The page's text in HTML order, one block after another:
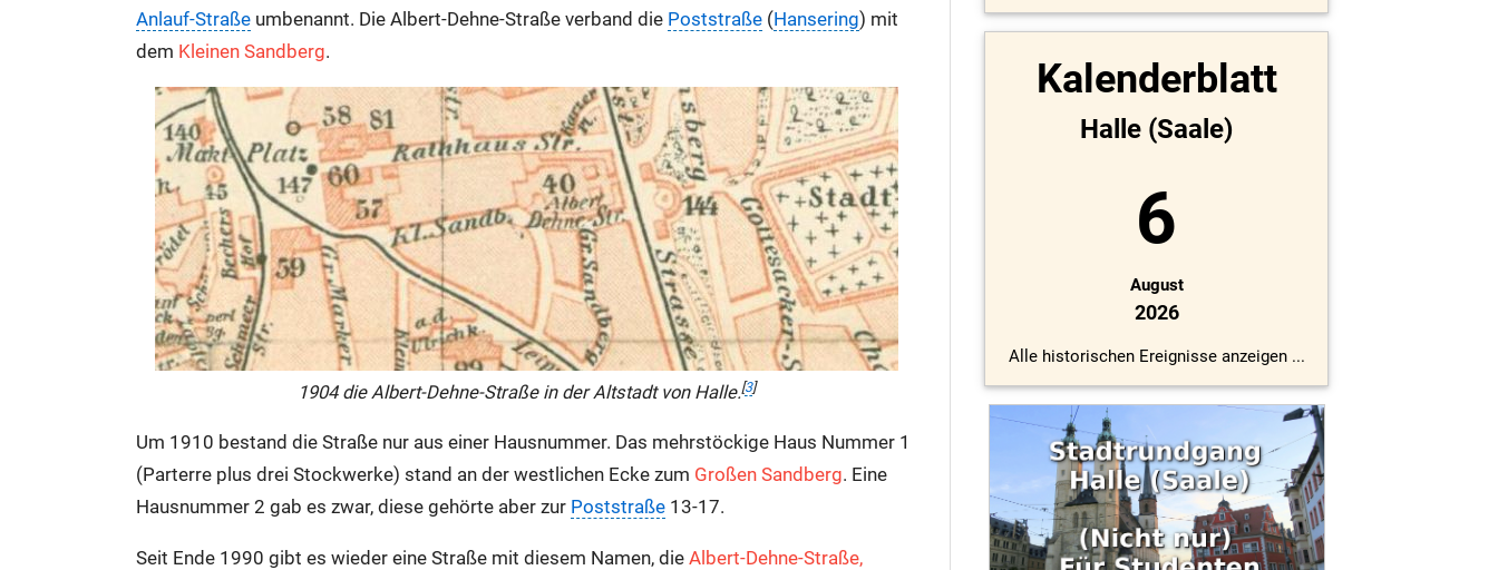
Anlauf-Straße umbenannt. Die Albert-Dehne-Straße verband die Poststraße ( Hansering) mit
dem Kleinen Sandberg.
1904 die Albert-Dehne-Straße in der Altstadt von Halle.[3]
Um 1910 bestand die Straße nur aus einer Hausnummer. Das mehrstöckige Haus Nummer 1
(Parterre plus drei Stockwerke) stand an der westlichen Ecke zum Großen Sandberg. Eine
Hausnummer 2 gab es zwar, diese gehörte aber zur Poststraße 13-17.
Seit Ende 1990 gibt es wieder eine Straße mit diesem Namen, die Albert-Dehne-Straße,
Kalenderblatt
Halle (Saale)
6
August
2026
Alle historischen Ereignisse anzeigen ...